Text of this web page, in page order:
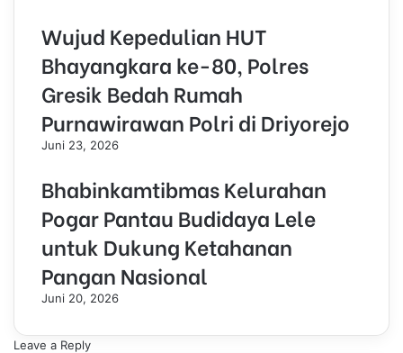
Wujud Kepedulian HUT
Bhayangkara ke-80, Polres
Gresik Bedah Rumah
Purnawirawan Polri di Driyorejo
Juni 23, 2026
Bhabinkamtibmas Kelurahan
Pogar Pantau Budidaya Lele
untuk Dukung Ketahanan
Pangan Nasional
Juni 20, 2026
Leave a Reply